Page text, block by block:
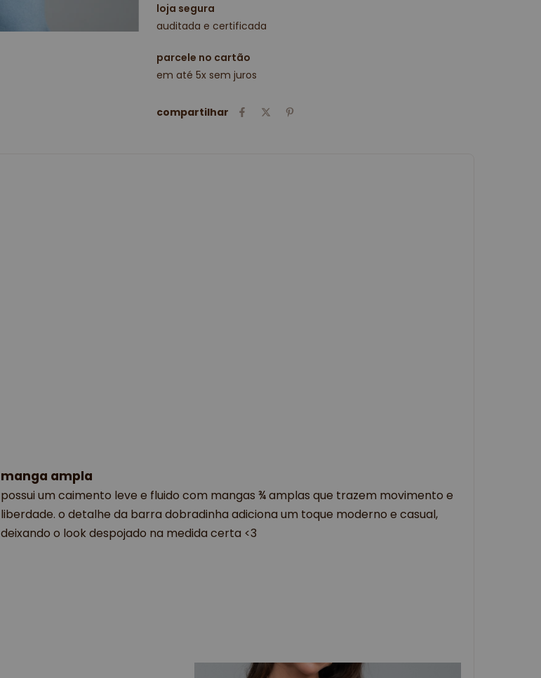
loja segura
auditada e certificada
parcele no cartão
em até 5x sem juros
compartilhar
manga ampla
possui um caimento leve e fluido com mangas ¾ amplas que trazem movimento e
liberdade. o detalhe da barra dobradinha adiciona um toque moderno e casual,
deixando o look despojado na medida certa <3